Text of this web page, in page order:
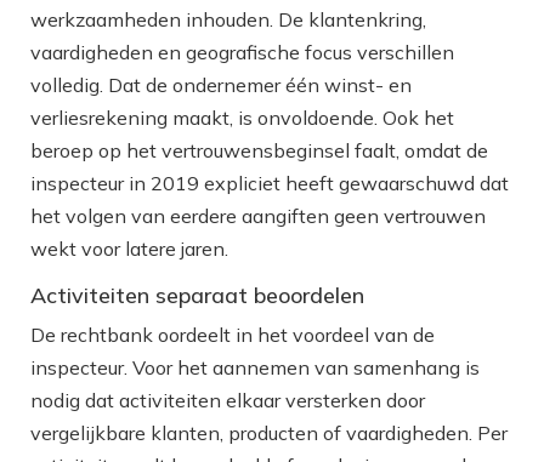
werkzaamheden inhouden. De klantenkring,
vaardigheden en geografische focus verschillen
volledig. Dat de ondernemer één winst- en
verliesrekening maakt, is onvoldoende. Ook het
beroep op het vertrouwensbeginsel faalt, omdat de
inspecteur in 2019 expliciet heeft gewaarschuwd dat
het volgen van eerdere aangiften geen vertrouwen
wekt voor latere jaren.
Activiteiten separaat beoordelen
De rechtbank oordeelt in het voordeel van de
inspecteur. Voor het aannemen van samenhang is
nodig dat activiteiten elkaar versterken door
vergelijkbare klanten, producten of vaardigheden. Per